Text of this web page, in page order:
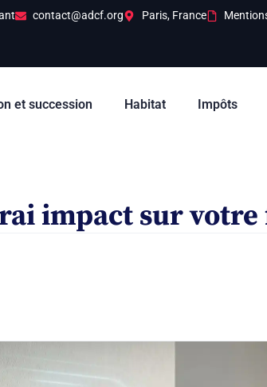
contact@adcf.org Paris, France
et succession Habitat Impôts
impact sur